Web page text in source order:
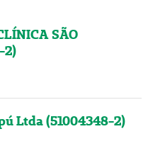
SÃO
2)
Ltda (51004348-2)